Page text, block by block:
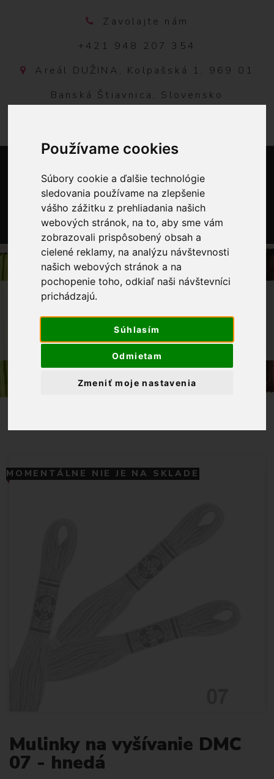
Používame cookies
Súbory cookie a ďalšie technológie
sledovania používame na zlepšenie
vášho zážitku z prehliadania našich
webových stránok, na to, aby sme vám
zobrazovali prispôsobený obsah a
cielené reklamy, na analýzu návštevnosti
našich webových stránok a na
pochopenie toho, odkiaľ naši návštevníci
prichádzajú.
Súhlasím
Odmietam
Zmeniť moje nastavenia
Zavolajte nám
+421 948 207 354
Areál DUŽINA, Kolpašská 1, 969 01
Banská Štiavnica, Slovensko
0
OBCHOD
VYŠÍVACIE PRIADZE
MULINKY NA VYŠÍVANIE DMC 07 -
MOMENTÁLNE NIE JE NA SKLADE
Mulinky na vyšívanie DMC
07 - hnedá